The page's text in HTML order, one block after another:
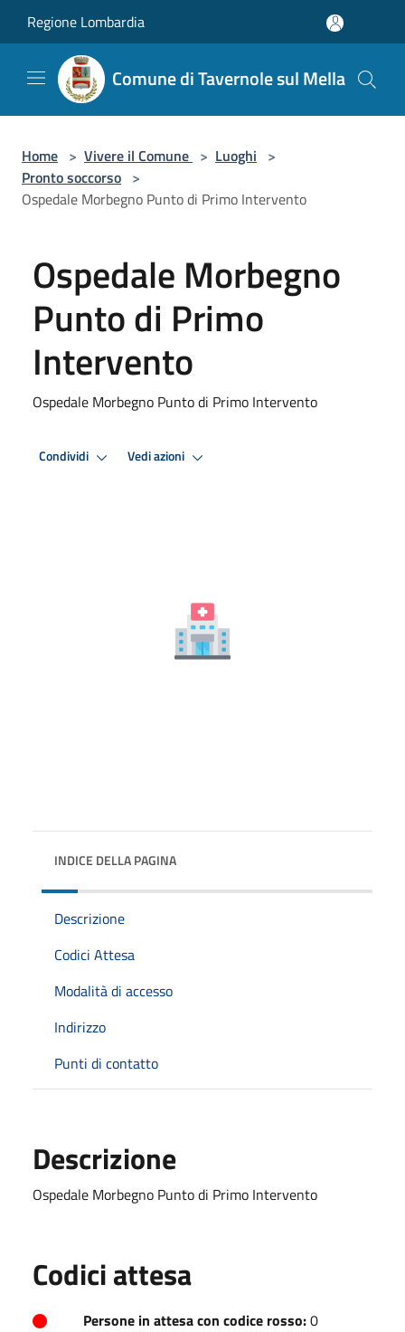
Regione Lombardia
Comune di Tavernole sul Mella
Home > Vivere il Comune > Luoghi >
Pronto soccorso >
Ospedale Morbegno Punto di Primo Intervento
Ospedale Morbegno
Punto di Primo
Intervento
Ospedale Morbegno Punto di Primo Intervento
Condividi Vedi azioni
INDICE DELLA PAGINA
Descrizione
Codici Attesa
Modalità di accesso
Indirizzo
Punti di contatto
Descrizione
Ospedale Morbegno Punto di Primo Intervento
Codici attesa
Persone in attesa con codice rosso:0